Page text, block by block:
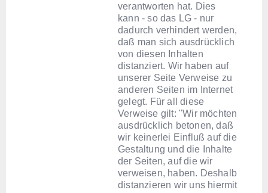
verantworten hat. Dies
kann - so das LG - nur
dadurch verhindert werden,
daß man sich ausdrücklich
von diesen Inhalten
distanziert. Wir haben auf
unserer Seite Verweise zu
anderen Seiten im Internet
gelegt. Für all diese
Verweise gilt: "Wir möchten
ausdrücklich betonen, daß
wir keinerlei Einfluß auf die
Gestaltung und die Inhalte
der Seiten, auf die wir
verweisen, haben. Deshalb
distanzieren wir uns hiermit